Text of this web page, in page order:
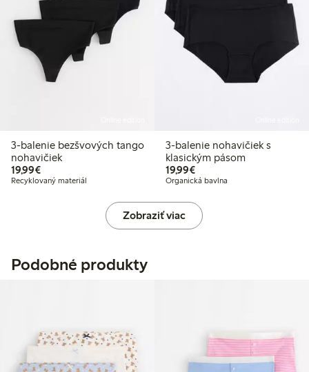
3-balenie bezšvových tango
nohavičiek
19,99€19,99 €
Recyklovaný materiál
3-balenie nohavičiek s
klasickým pásom
19,99€19,99 €
Organická bavlna
Zobraziť viac
Podobné produkty